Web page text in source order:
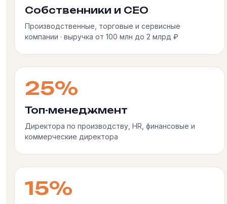
Собственники и CEO
Производственные, торговые и сервисные
компании · выручка от 100 млн до 2 млрд ₽
25%
Топ-менеджмент
Директора по производству, HR, финансовые и
коммерческие директора
15%